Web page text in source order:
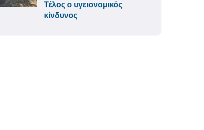
Τέλος ο υγειονομικός
κίνδυνος